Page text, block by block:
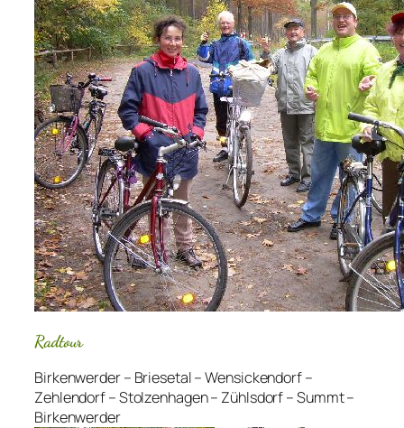
Radtour
Birkenwerder – Briesetal – Wensickendorf –
Zehlendorf – Stolzenhagen – Zühlsdorf – Summt –
Birkenwerder